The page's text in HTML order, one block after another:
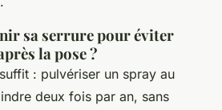
sa serrure pour éviter
la pose ?
: pulvériser un spray au
deux fois par an, sans